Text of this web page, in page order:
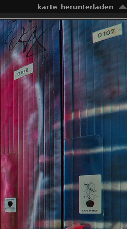
herunterladen
karte